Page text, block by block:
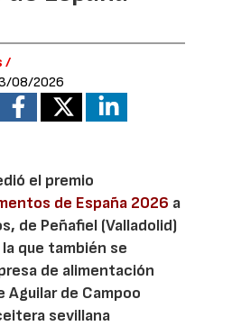
/
08/2026
el premio
de España 2026 a
de Peñafiel (Valladolid)
que también se
de alimentación
Aguilar de Campoo
sevillana